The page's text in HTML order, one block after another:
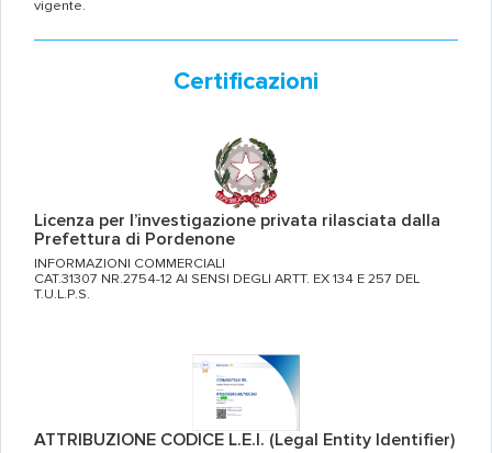
vigente.
Certificazioni
Licenza per l’investigazione privata rilasciata dalla
Prefettura di Pordenone
INFORMAZIONI COMMERCIALI
CAT.31307 NR.2754-12 AI SENSI DEGLI ARTT. EX 134 E 257 DEL
T.U.L.P.S.
ATTRIBUZIONE CODICE L.E.I. (Legal Entity Identifier)